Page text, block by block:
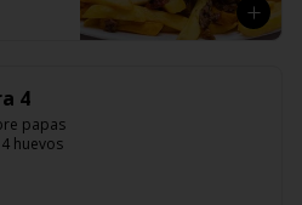
4
papas
huevos